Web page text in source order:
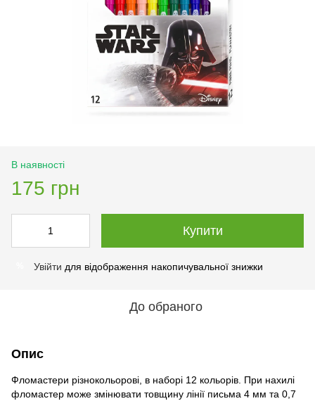
В наявності
175 грн
Купити
Увійти для відображення накопичувальної знижки
До обраного
Опис
Фломастери різнокольорові, в наборі 12 кольорів. При нахилі
фломастер може змінювати товщину лінії письма 4 мм та 0,7